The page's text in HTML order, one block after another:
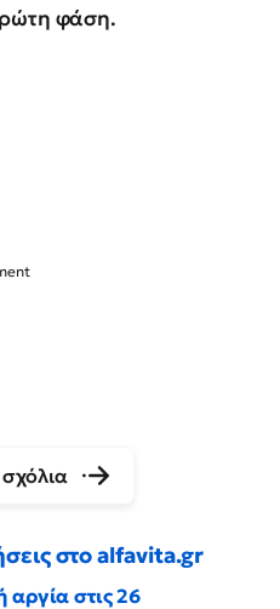
φάση.
σχόλια
στο alfavita.gr
αργία στις 26